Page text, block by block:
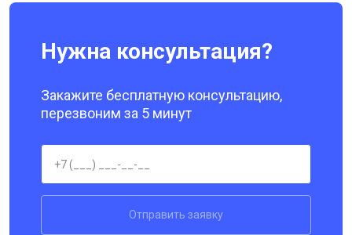
Нужна консультация?
Закажите бесплатную консультацию,
перезвоним за 5 минут
Отправить заявку